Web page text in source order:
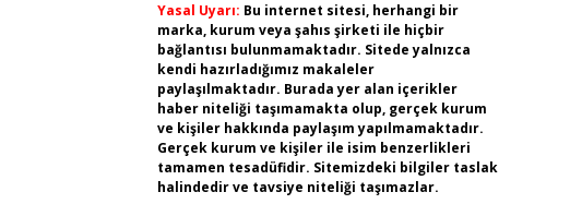
Yasal Uyarı: Bu internet sitesi, herhangi bir
marka, kurum veya şahıs şirketi ile hiçbir
bağlantısı bulunmamaktadır. Sitede yalnızca
kendi hazırladığımız makaleler
paylaşılmaktadır. Burada yer alan içerikler
haber niteliği taşımamakta olup, gerçek kurum
ve kişiler hakkında paylaşım yapılmamaktadır.
Gerçek kurum ve kişiler ile isim benzerlikleri
tamamen tesadüfidir. Sitemizdeki bilgiler taslak
halindedir ve tavsiye niteliği taşımazlar.